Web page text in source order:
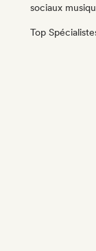
sociaux
Top